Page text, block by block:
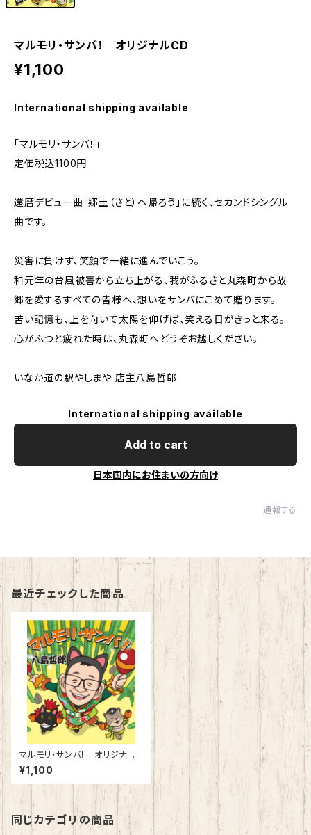
マルモリ・サンバ！ オリジナルCD
¥1,100
International shipping available
「マルモリ・サンバ！」
定価税込1100円
還暦デビュー曲「郷土（さと）へ帰ろう」に続く、セカンドシングル
曲です。
災害に負けず、笑顔で一緒に進んでいこう。
和元年の台風被害から立ち上がる、我がふるさと丸森町から故
郷を愛するすべての皆様へ、想いをサンバにこめて贈ります。
苦い記憶も、上を向いて太陽を仰げば、笑える日がきっと来る。
心がふつと疲れた時は、丸森町へどうぞお越しください。
いなか道の駅やしまや 店主八島哲郎
International shipping available
Add to cart
日本国内にお住まいの方向け
通報する
最近チェックした商品
マルモリ・サンバ！ オリジナルC
D
¥1,100
同じカテゴリの商品